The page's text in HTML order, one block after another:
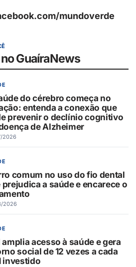
mundoverde
GuaíraNews
do cérebro começa no
entenda a conexão que
prevenir o declínio cognitivo
de Alzheimer
2026
comum no uso do fio dental
prejudica a saúde e encarece o
2026
amplia acesso à saúde e gera
social de 12 vezes a cada
investido